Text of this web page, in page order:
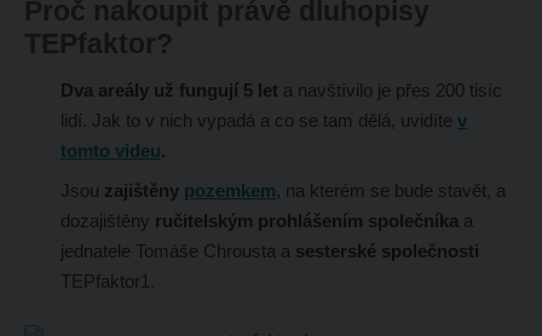
Proč nakoupit právě dluhopisy
TEPfaktor?
Dva areály už fungují 5 let a navštívilo je přes 200 tisíc
lidí. Jak to v nich vypadá a co se tam dělá, uvidíte v
tomto videu.
Jsou zajištěny pozemkem, na kterém se bude stavět, a
dozajištěny ručitelským prohlášením společníka a
jednatele Tomáše Chrousta a sesterské společnosti
TEPfaktor1.